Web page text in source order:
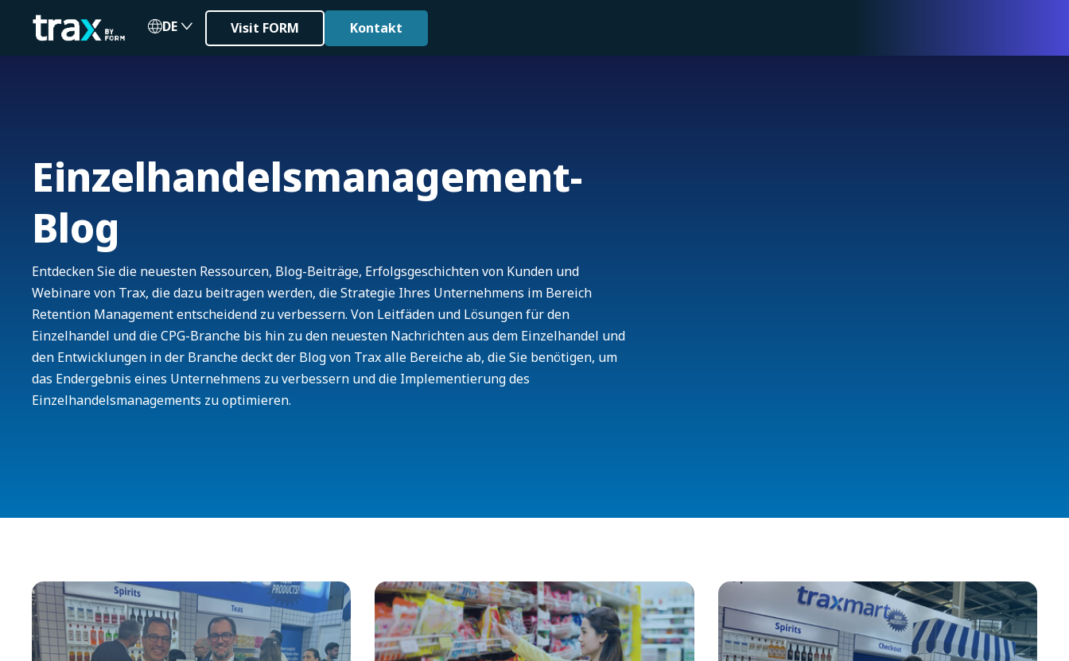
DE Visit FORM Kontakt
Einzelhandelsmanagement-
Blog
Entdecken Sie die neuesten Ressourcen, Blog-Beiträge, Erfolgsgeschichten von Kunden und
Webinare von Trax, die dazu beitragen werden, die Strategie Ihres Unternehmens im Bereich
Retention Management entscheidend zu verbessern. Von Leitfäden und Lösungen für den
Einzelhandel und die CPG-Branche bis hin zu den neuesten Nachrichten aus dem Einzelhandel und
den Entwicklungen in der Branche deckt der Blog von Trax alle Bereiche ab, die Sie benötigen, um
das Endergebnis eines Unternehmens zu verbessern und die Implementierung des
Einzelhandelsmanagements zu optimieren.